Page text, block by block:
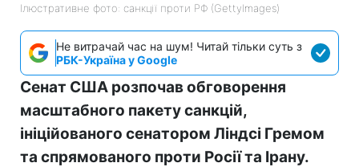
Ілюстративне фото: санкції проти РФ (GettyImages)
Не витрачай час на шум! Читай тільки суть з
РБК-Україна у Google
Сенат США розпочав обговорення
масштабного пакету санкцій,
ініційованого сенатором Ліндсі Гремом
та спрямованого проти Росії та Ірану.